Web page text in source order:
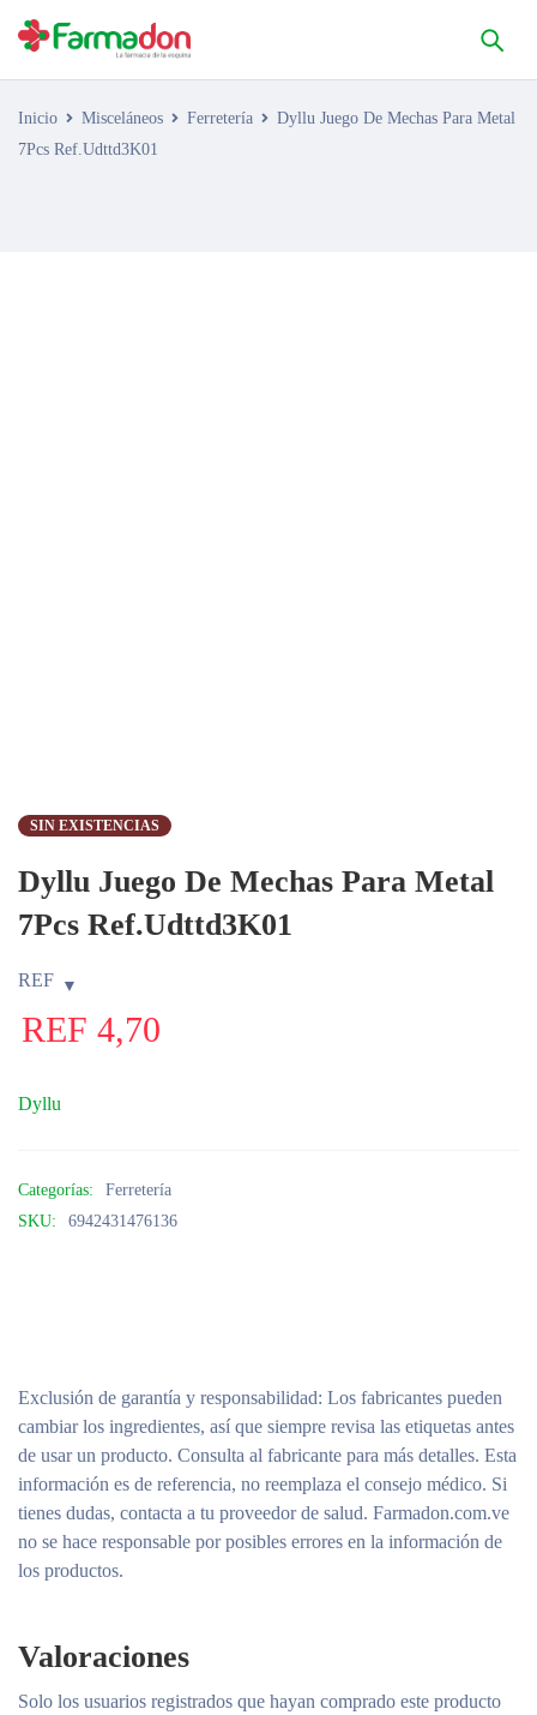
Inicio Misceláneos Ferretería
Dyllu Juego De Mechas Para Metal
7Pcs Ref.Udttd3K01
SIN EXISTENCIAS
Dyllu Juego De Mechas Para Metal
7Pcs Ref.Udttd3K01
REF
REF 4,70
Dyllu
Categorías:
Ferretería
SKU:
6942431476136
Exclusión de garantía y responsabilidad: Los fabricantes pueden
cambiar los ingredientes, así que siempre revisa las etiquetas antes
de usar un producto. Consulta al fabricante para más detalles. Esta
información es de referencia, no reemplaza el consejo médico. Si
tienes dudas, contacta a tu proveedor de salud. Farmadon.com.ve
no se hace responsable por posibles errores en la información de
los productos.
Valoraciones
Solo los usuarios registrados que hayan comprado este producto